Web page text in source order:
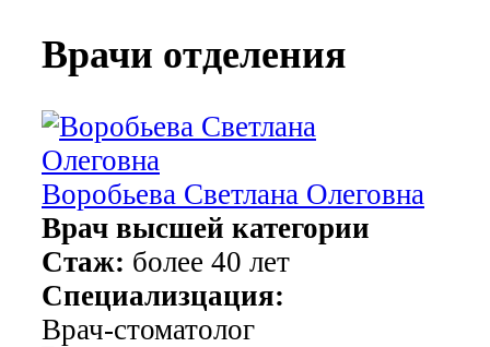
Врачи отделения
Воробьева Светлана Олеговна
Врач высшей категории
Стаж: более 40 лет
Специализцация:
Врач-стоматолог